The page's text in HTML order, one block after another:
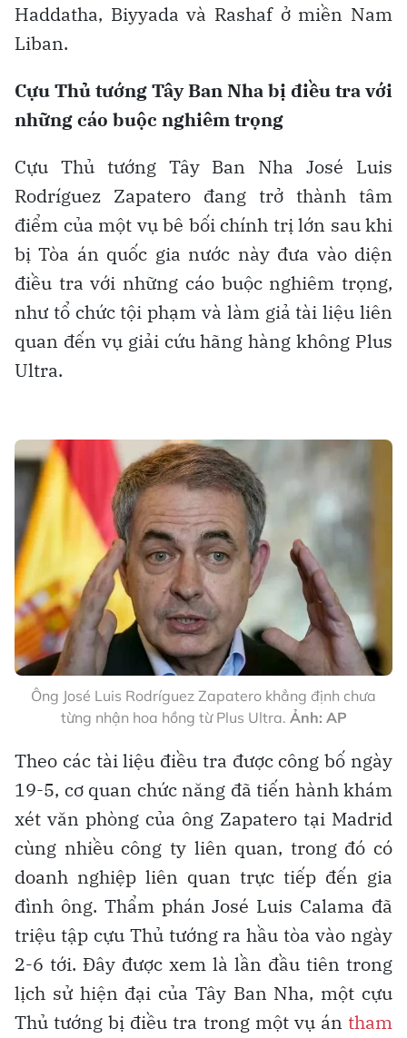
Haddatha, Biyyada và Rashaf ở miền Nam
Liban.
Cựu Thủ tướng Tây Ban Nha bị điều tra với
những cáo buộc nghiêm trọng
Cựu Thủ tướng Tây Ban Nha José Luis
Rodríguez Zapatero đang trở thành tâm
điểm của một vụ bê bối chính trị lớn sau khi
bị Tòa án quốc gia nước này đưa vào diện
điều tra với những cáo buộc nghiêm trọng,
như tổ chức tội phạm và làm giả tài liệu liên
quan đến vụ giải cứu hãng hàng không Plus
Ultra.
Ông José Luis Rodríguez Zapatero khẳng định chưa
từng nhận hoa hồng từ Plus Ultra. Ảnh: AP
Theo các tài liệu điều tra được công bố ngày
19-5, cơ quan chức năng đã tiến hành khám
xét văn phòng của ông Zapatero tại Madrid
cùng nhiều công ty liên quan, trong đó có
doanh nghiệp liên quan trực tiếp đến gia
đình ông. Thẩm phán José Luis Calama đã
triệu tập cựu Thủ tướng ra hầu tòa vào ngày
2-6 tới. Đây được xem là lần đầu tiên trong
lịch sử hiện đại của Tây Ban Nha, một cựu
Thủ tướng bị điều tra trong một vụ án tham